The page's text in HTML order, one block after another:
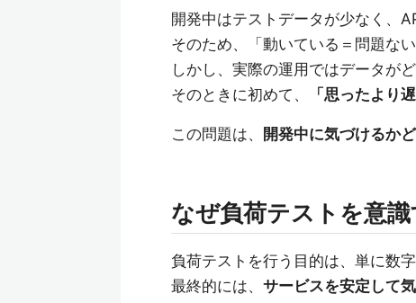
開発中はテストデータが少なく、
そのため、「動いている＝問題な
しかし、実際の運用ではデータが
そのときに初めて、
「思ったより
この問題は、 開発中に気づけるか
なぜ負荷テストを意
負荷テストを行う目的は、単に数
最終的には、 サービスを安定して